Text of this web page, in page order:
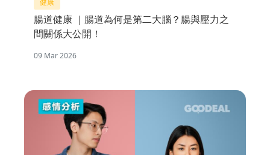
健康
腸道健康 ｜腸道為何是第二大腦？腸與壓力之
間關係大公開！
09 Mar 2026